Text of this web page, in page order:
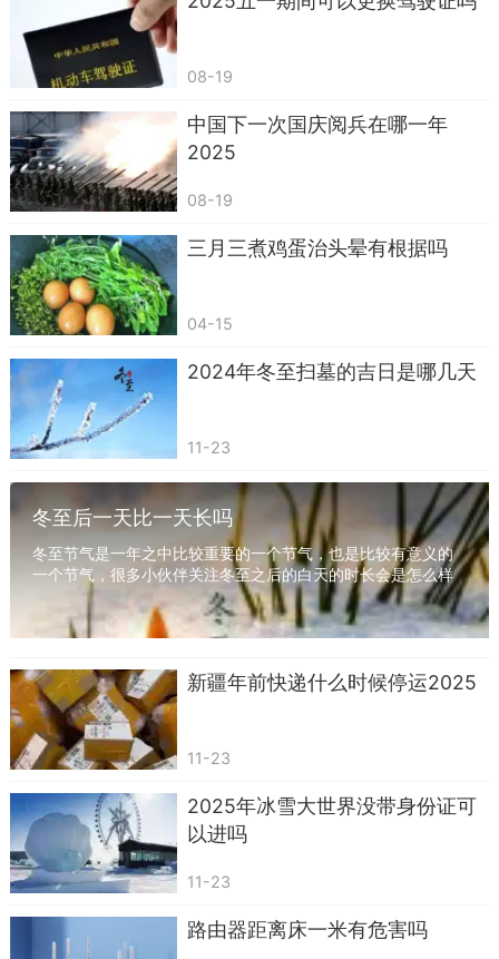
08-19
中国下一次国庆阅兵在哪一年
2025
08-19
三月三煮鸡蛋治头晕有根据吗
04-15
2024年冬至扫墓的吉日是哪几天
11-23
冬至后一天比一天长吗
冬至节气是一年之中比较重要的一个节气，也是比较有意义的
一个节气，很多小伙伴关注冬至之后的白天的时长会是怎么样
的呢？下面就和小编一起来看看冬至后白昼时间...
新疆年前快递什么时候停运2025
11-23
2025年冰雪大世界没带身份证可
以进吗
11-23
路由器距离床一米有危害吗